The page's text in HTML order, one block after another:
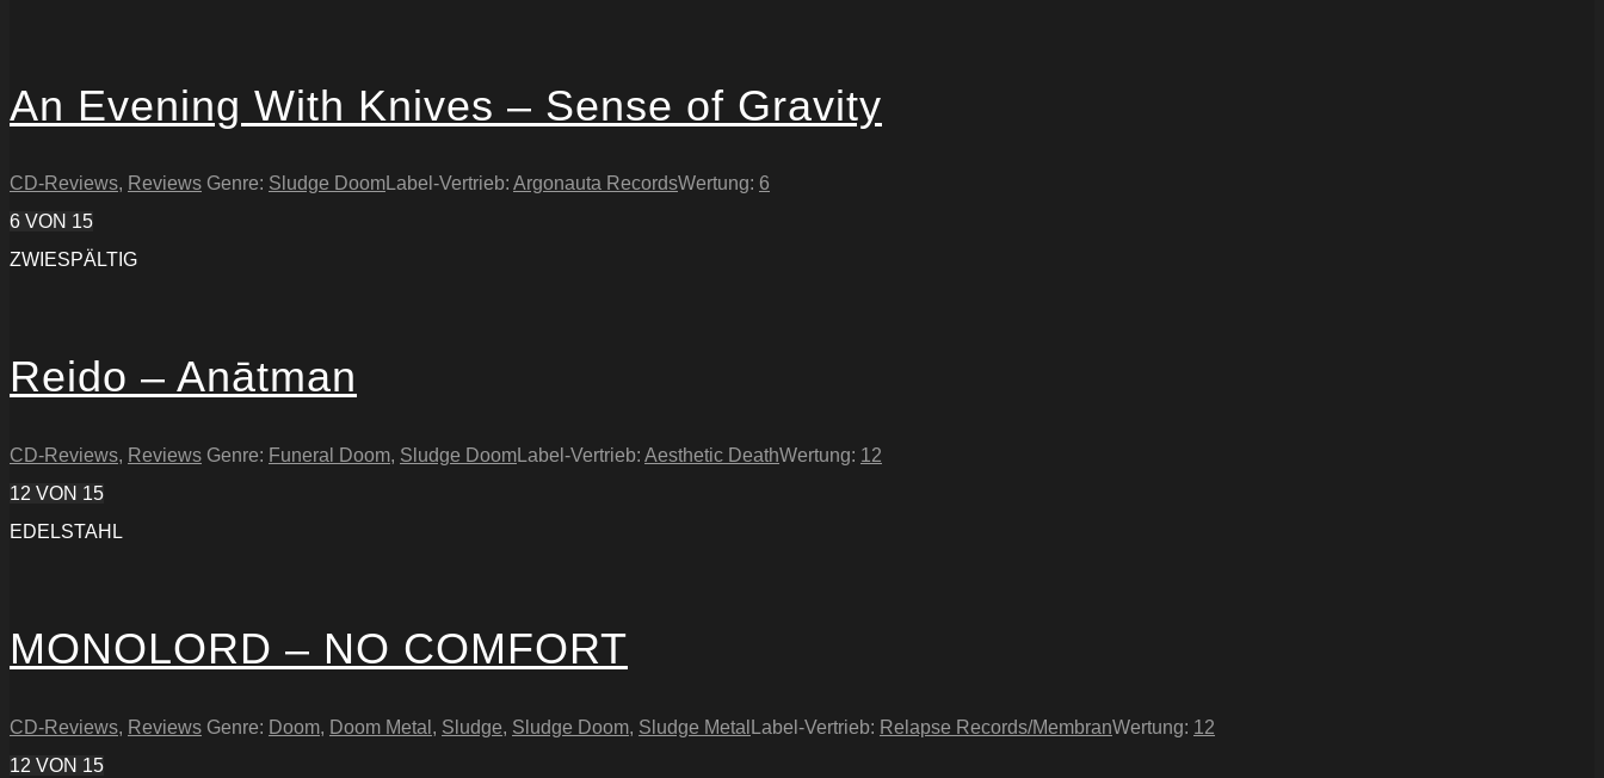
An Evening With Knives – Sense of Gravity
CD-Reviews, Reviews Genre: Sludge DoomLabel-Vertrieb: Argonauta RecordsWertung: 6
6 VON 15
ZWIESPÄLTIG
Reido – Anātman
CD-Reviews, Reviews Genre: Funeral Doom, Sludge DoomLabel-Vertrieb: Aesthetic DeathWertung: 12
12 VON 15
EDELSTAHL
MONOLORD – NO COMFORT
CD-Reviews, Reviews Genre: Doom, Doom Metal , Sludge, Sludge Doom, Sludge Metal Label-Vertrieb: Relapse Records/MembranWertung: 12
12 VON 15